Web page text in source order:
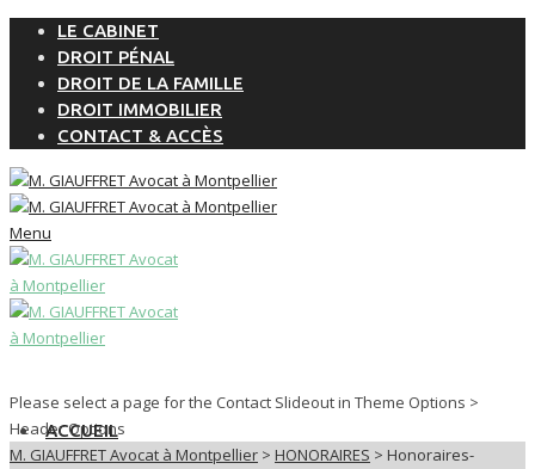
LE CABINET
DROIT PÉNAL
DROIT DE LA FAMILLE
DROIT IMMOBILIER
CONTACT & ACCÈS
Menu
ACCUEIL
Please select a page for the Contact Slideout in Theme Options >
Header Options
M. GIAUFFRET Avocat à Montpellier > HONORAIRES > Honoraires-